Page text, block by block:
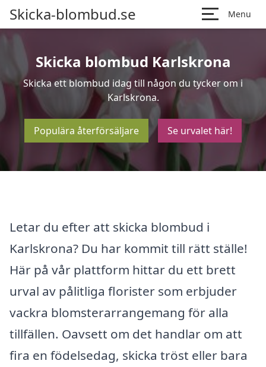
Skicka-blombud.se Menu
Skicka blombud Karlskrona
Skicka ett blombud idag till någon du tycker om i
Karlskrona.
Populära återförsäljare Se urvalet här!
Letar du efter att skicka blombud i
Karlskrona? Du har kommit till rätt ställe!
Här på vår plattform hittar du ett brett
urval av pålitliga florister som erbjuder
vackra blomsterarrangemang för alla
tillfällen. Oavsett om det handlar om att
fira en födelsedag, skicka tröst eller bara